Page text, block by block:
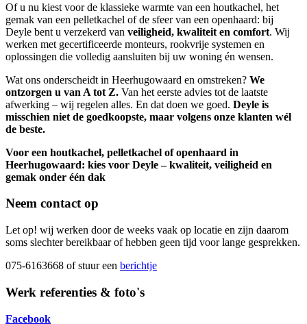
Of u nu kiest voor de klassieke warmte van een houtkachel, het
gemak van een pelletkachel of de sfeer van een openhaard: bij
Deyle bent u verzekerd van veiligheid, kwaliteit en comfort. Wij
werken met gecertificeerde monteurs, rookvrije systemen en
oplossingen die volledig aansluiten bij uw woning én wensen.
Wat ons onderscheidt in Heerhugowaard en omstreken? We
ontzorgen u van A tot Z. Van het eerste advies tot de laatste
afwerking – wij regelen alles. En dat doen we goed. Deyle is
misschien niet de goedkoopste, maar volgens onze klanten wél
de beste.
Voor een houtkachel, pelletkachel of openhaard in
Heerhugowaard: kies voor Deyle – kwaliteit, veiligheid en
gemak onder één dak
Neem contact op
Let op! wij werken door de weeks vaak op locatie en zijn daarom
soms slechter bereikbaar of hebben geen tijd voor lange gesprekken.
075-6163668 of stuur een berichtje
Werk referenties & foto's
Facebook